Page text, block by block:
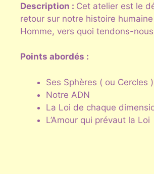
Description : Cet atelier est le
retour sur notre histoire
Homme, vers quoi tendons-
Points abordés :
Ses Sphères ( ou Cercles
Notre ADN
La Loi de chaque
L’Amour qui prévaut la Loi